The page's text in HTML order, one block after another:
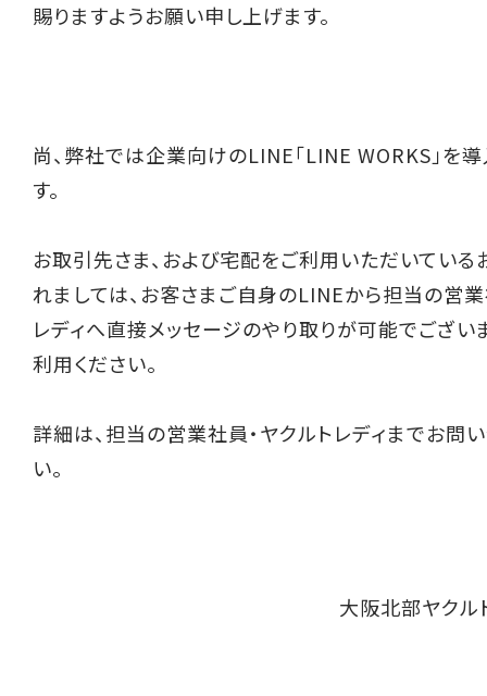
賜りますようお願い申し上げます。
尚、弊社では企業向けのLINE「LINE WORKS」を
す。
お取引先さま、および宅配をご利用いただいている
れましては、お客さまご自身のLINEから担当の営業
レディへ直接メッセージのやり取りが可能でござい
利用ください。
詳細は、担当の営業社員・ヤクルトレディまでお問
い。
大阪北部ヤク